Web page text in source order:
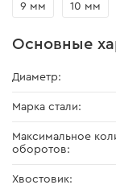
9 мм 10 мм
Основные
Диаметр:
Марка стали:
Максимальное
оборотов:
Хвостовик: